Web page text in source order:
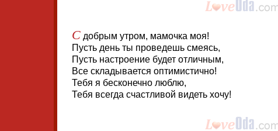
С добрым утром, мамочка моя!
Пусть день ты проведешь смеясь,
Пусть настроение будет отличным,
Все складывается оптимистично!
Тебя я бесконечно люблю,
Тебя всегда счастливой видеть хочу!